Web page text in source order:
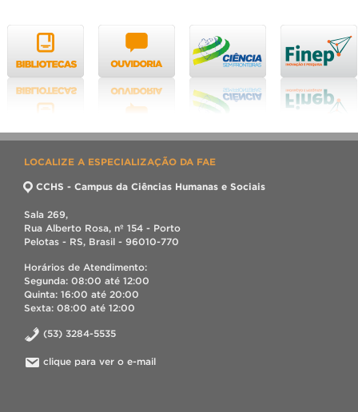
LOCALIZE A ESPECIALIZAÇÃO DA FAE
CCHS - Campus da Ciências Humanas e Sociais
Sala 269,
Rua Alberto Rosa, nº 154 - Porto
Pelotas - RS, Brasil - 96010-770
Horários de Atendimento:
Segunda: 08:00 até 12:00
Quinta: 16:00 até 20:00
Sexta: 08:00 até 12:00
(53) 3284-5535
clique para ver o e-mail